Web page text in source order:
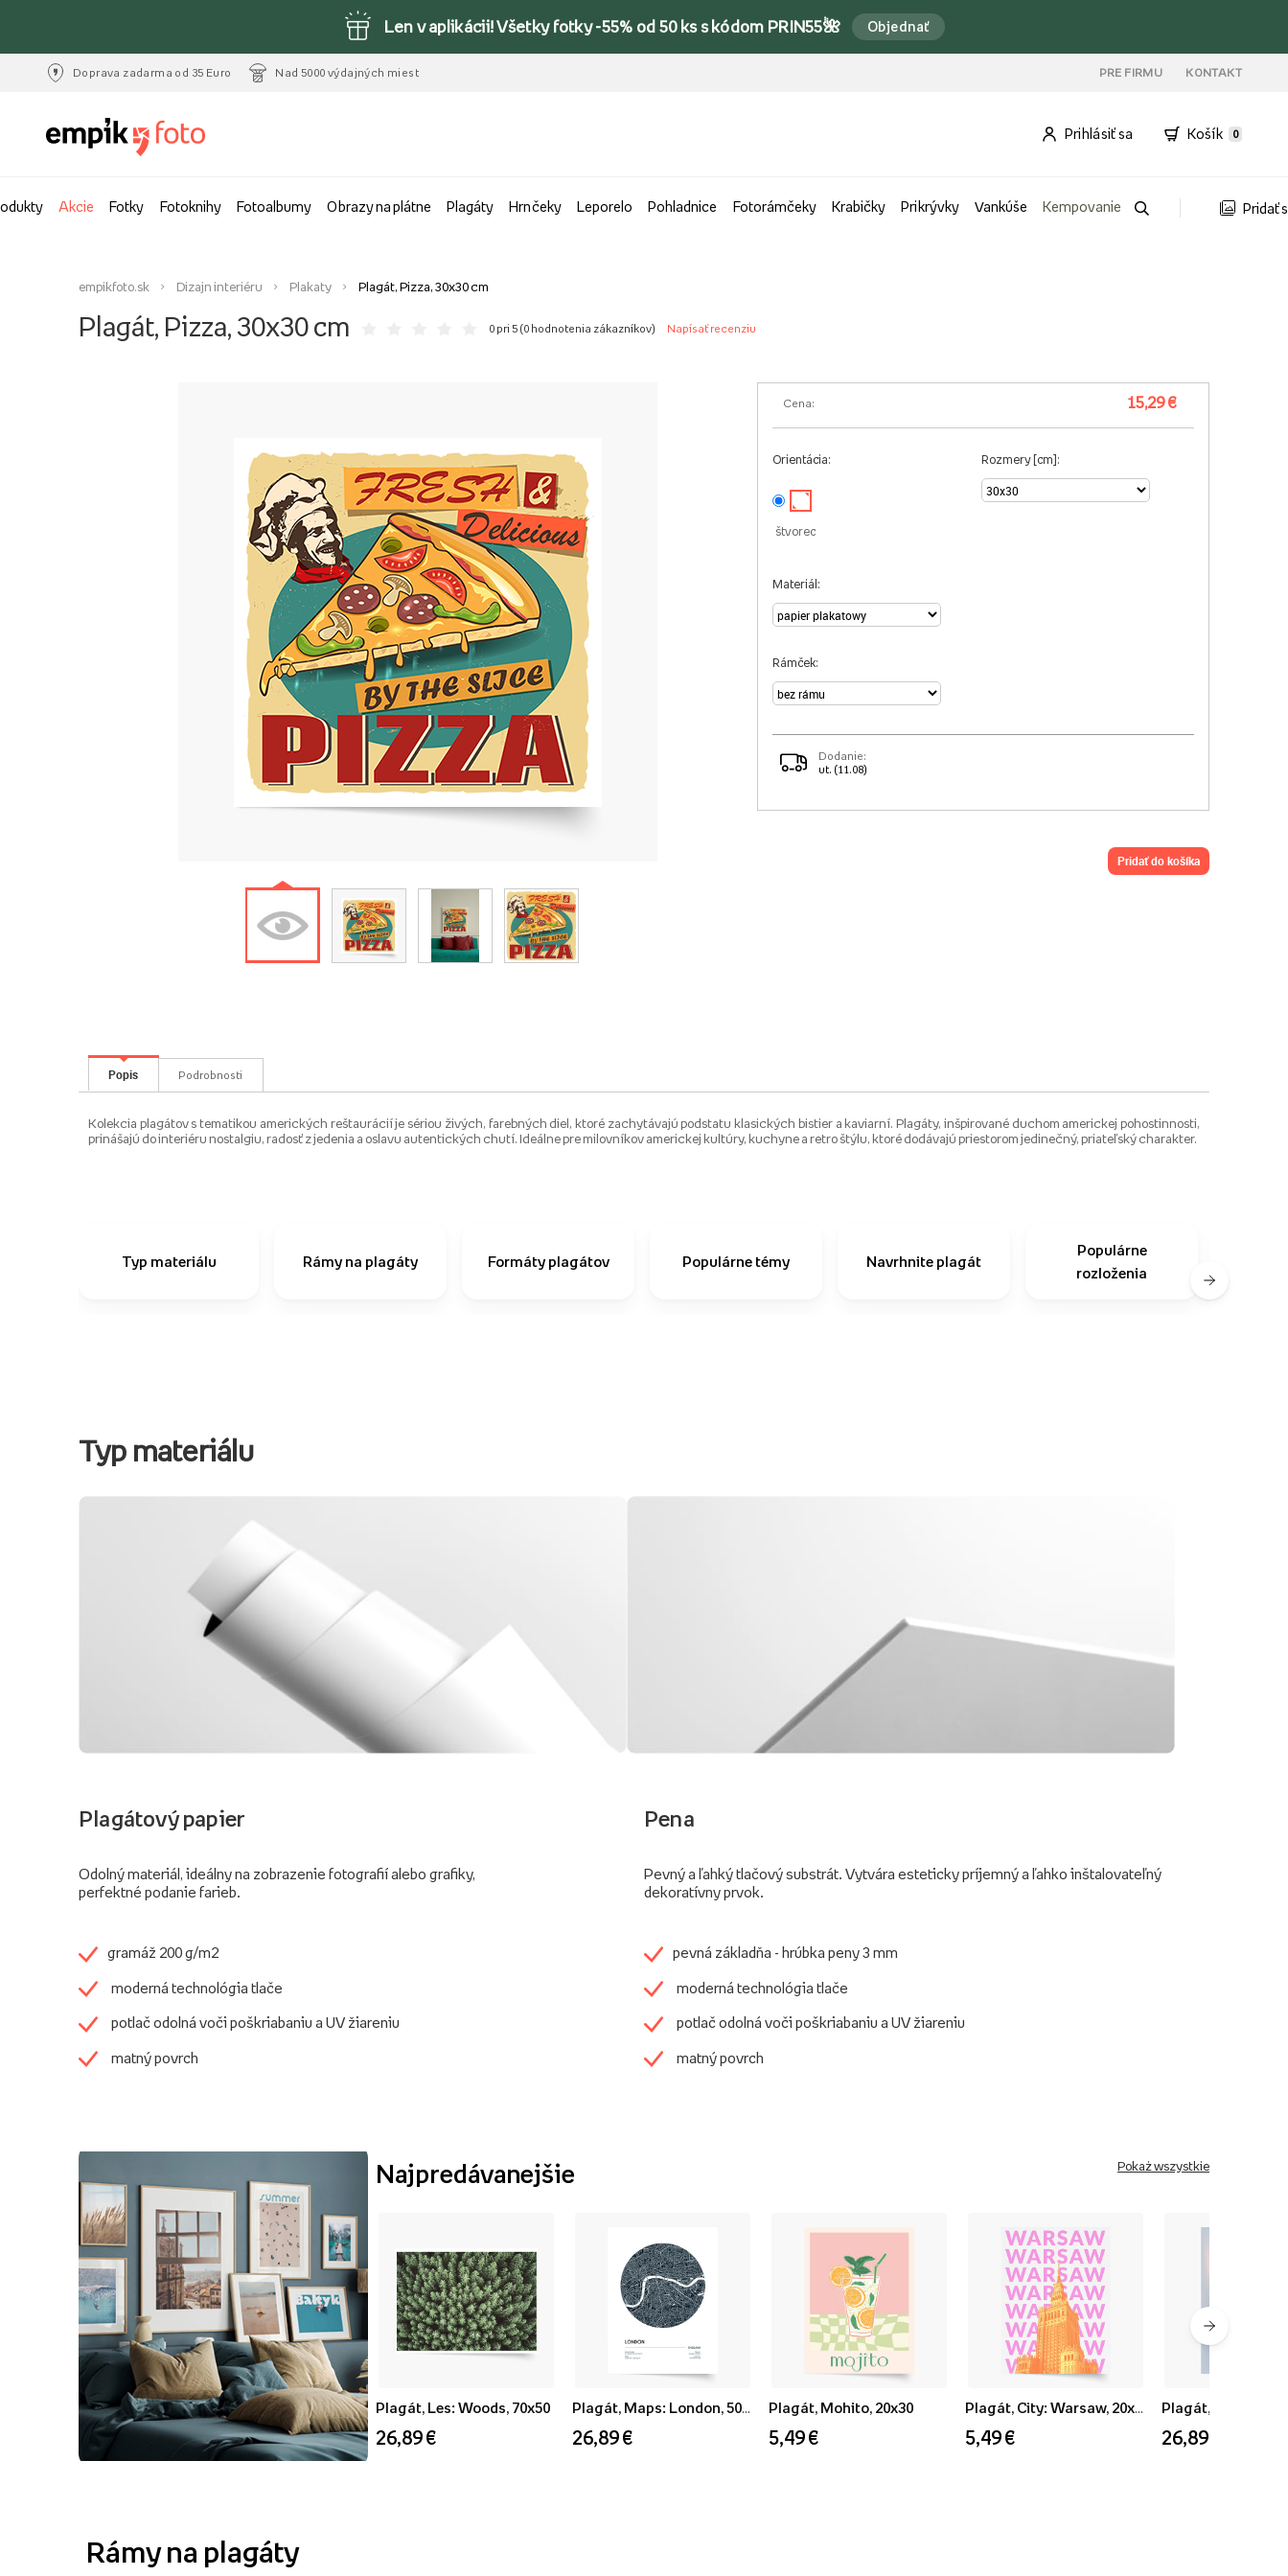
Len v aplikácii! Všetky fotky -55% od 50 ks s kódom PRIN55🌺 Objednať
Doprava zadarma od 35 Euro Nad 5000 výdajných miest PRE FIRMU KONTAKT
Prihlásiť sa Košík 0
Akcie Fotky Fotoknihy Fotoalbumy Obrazy na plátne Plagáty Hrnčeky Leporelo Pohladnice Fotorámčeky Krabičky Prikrývky Vankúše Kempovanie Pridať
empikfoto.sk Dizajn interiéru Plakaty Plagát, Pizza, 30x30 cm
Plagát, Pizza, 30x30 cm 0 pri 5 (0 hodnotenia zákazníkov) Napísať recenziu
Cena: 15,29 €
Orientácia:
štvorec
Rozmery [cm]:
Materiál:
Rámček:
Dodanie:
ut. (11.08)
pridať do košíka
Popis Podrobnosti
Kolekcia plagátov s tematikou amerických reštaurácií je sériou živých, farebných diel, ktoré zachytávajú podstatu klasických bistier a kaviarní. Plagáty, inšpirované duchom americkej pohostinnosti,
prinášajú do interiéru nostalgiu, radosť z jedenia a oslavu autentických chutí. Ideálne pre milovníkov americkej kultúry, kuchyne a retro štýlu, ktoré dodávajú priestorom jedinečný, priateľský charakter.
Typ materiálu Rámy na plagáty Formáty plagátov Populárne témy Navrhnite plagát
Populárne
rozloženia
Typ materiálu
Plagátový papier
Odolný materiál, ideálny na zobrazenie fotografií alebo grafiky,
perfektné podanie farieb.
gramáž 200 g/m2
moderná technológia tlače
potlač odolná voči poškriabaniu a UV žiareniu
matný povrch
Pena
Pevný a ľahký tlačový substrát. Vytvára esteticky príjemný a ľahko inštalovateľný
dekoratívny prvok.
pevná základňa - hrúbka peny 3 mm
moderná technológia tlače
potlač odolná voči poškriabaniu a UV žiareniu
matný povrch
Najpredávanejšie Pokaż wszystkie
Plagát, Les: Woods, 70x50
26,89 €
Plagát, Maps: London, 50x70
26,89 €
Plagát, Mohito, 20x30
5,49 €
Plagát, City: Warsaw, 20x30
5,49 €
Plagát, Zima:
26,89 €
Rámy na plagáty